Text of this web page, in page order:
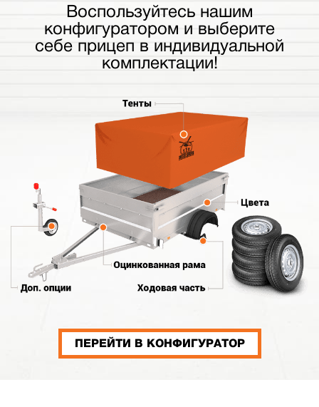
Воспользуйтесь нашим
конфигуратором и выберите
себе прицеп в индивидуальной
комплектации!
ПЕРЕЙТИ В КОНФИГУРАТОР